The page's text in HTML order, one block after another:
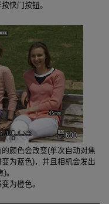
快门按钮。
颜色会改变(单次自动对焦
为蓝色)，并且相机会发出
。
为橙色。